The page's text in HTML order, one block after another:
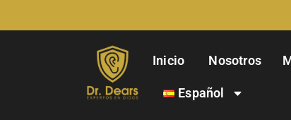
Inicio Nosotros
Español